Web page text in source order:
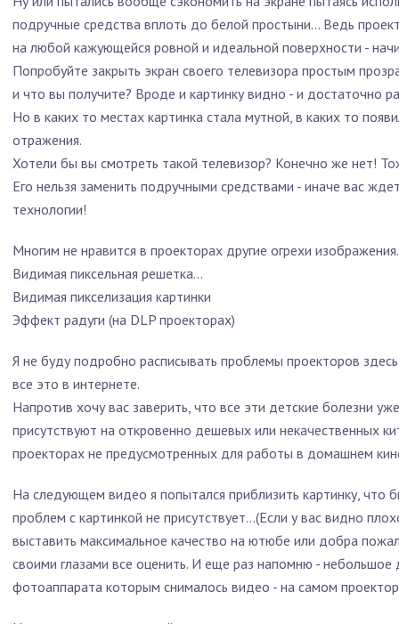
подручные средства вплоть до белой простыни… Ведь
на любой кажующейся ровной и идеальной поверхности -
Попробуйте закрыть экран своего телевизора простым
и что вы получите? Вроде и картинку видно - и достаточно
Но в каких то местах картинка стала мутной, в каких то
отражения.
Хотели бы вы смотреть такой телевизор? Конечно же нет!
Его нельзя заменить подручными средствами - иначе вас
технологии!
Многим не нравится в проекторах другие огрехи
Видимая пиксельная решетка…
Видимая пикселизация картинки
Эффект радуги (на DLP проекторах)
Я не буду подробно расписывать проблемы проекторов
все это в интернете.
Напротив хочу вас заверить, что все эти детские болезни
присутствуют на откровенно дешевых или некачественных
проекторах не предусмотренных для работы в домашнем
На следующем видео я попытался приблизить картинку, что
проблем с картинкой не присутствует…(Если у вас видно
выставить максимальное качество на ютюбе или добра
своими глазами все оценить. И еще раз напомню - небольшое
фотоаппарата которым снималось видео - на самом